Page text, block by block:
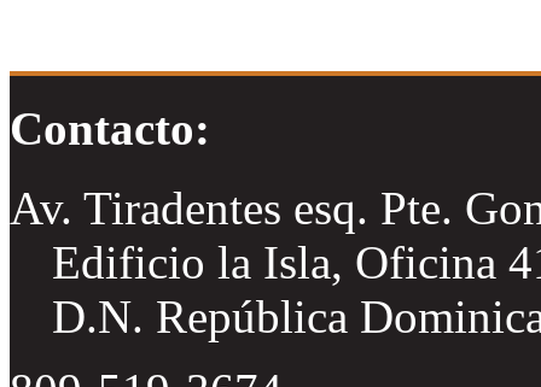
Contacto:
Av. Tiradentes esq. Pte.
Edificio la Isla, Oficina
D.N. República